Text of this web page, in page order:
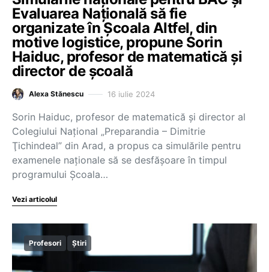
Evaluarea Națională să fie
organizate în Școala Altfel, din
motive logistice, propune Sorin
Haiduc, profesor de matematică și
director de școală
Alexa Stănescu 16 iulie 2024
Sorin Haiduc, profesor de matematică și director al
Colegiului Național „Preparandia – Dimitrie
Ţichindeal” din Arad, a propus ca simulările pentru
examenele naționale să se desfășoare în timpul
programului Școala…
Vezi articolul
Profesori Știri